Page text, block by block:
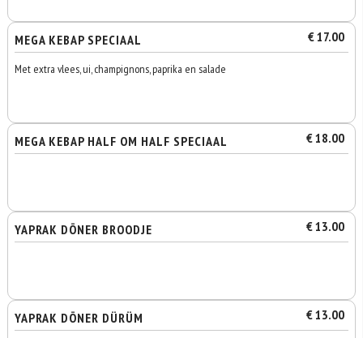
MEGA KEBAP SPECIAAL € 17.00
Met extra vlees, ui, champignons, paprika en salade
MEGA KEBAP HALF OM HALF SPECIAAL € 18.00
YAPRAK DÖNER BROODJE € 13.00
YAPRAK DÖNER DÜRÜM € 13.00